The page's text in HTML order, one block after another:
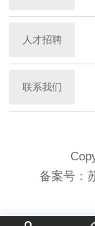
人才招聘
联系我们
备案号：